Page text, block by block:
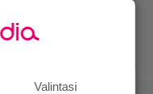
kuvina, osa 1 –
Society ja
Valintasi